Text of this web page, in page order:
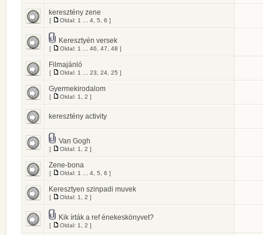
keresztény zene
[ Oldal: 1 4 5 6 ]
Keresztyén versek
[ Oldal: 1 46 47 48 ]
Filmajánló
[ Oldal: 1 23 24 25 ]
Gyermekirodalom
[ Oldal: 1 2 ]
keresztény activity
Van Gogh
[ Oldal: 1 2 ]
Zene-bona
[ Oldal: 1 4 5 6 ]
Keresztyen szinpadi muvek
[ Oldal: 1 2 ]
Kik írták a ref énekeskönyvet?
[ Oldal: 1 2 ]